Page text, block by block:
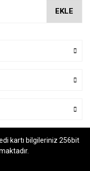
EKLE
kartı bilgileriniz 256bit